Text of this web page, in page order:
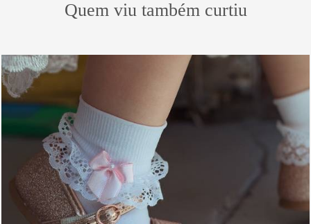
Quem viu também curtiu